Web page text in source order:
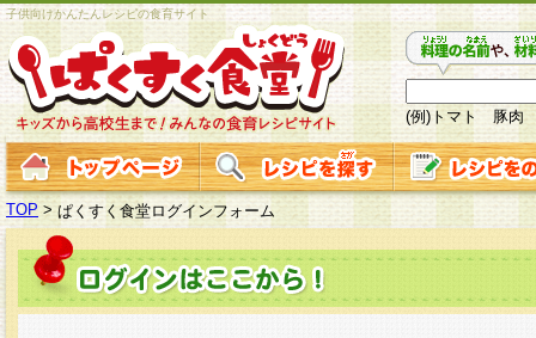
子供向けかんたんレシピの食育サイト
(例)トマト 豚肉
TOP > ぱくすく食堂ログインフォーム